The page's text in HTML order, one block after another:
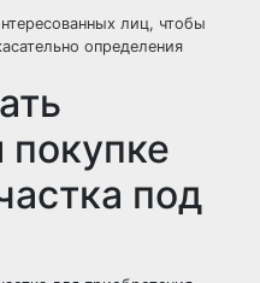
лиц, чтобы
определения
под